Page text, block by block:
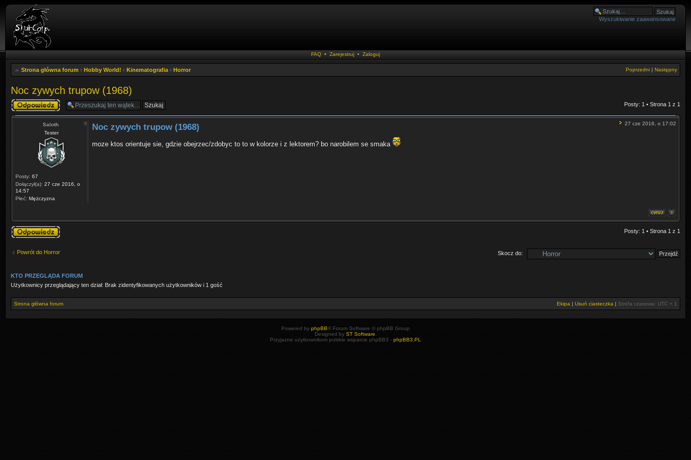
Wyszukiwanie zaawansowane
FAQ • Zarejestruj • Zaloguj
Strona główna forum ‹ Hobby World! ‹ Kinematografia ‹ Horror Następny
Poprzedni |
Noc zywych trupow (1968)
Odpowiedz Posty: 1 • Strona 1 z 1
Saloth
Tester
Posty: 67
Dołączył(a): 27 cze 2016, o
14:57
Płeć: Mężczyzna
27 cze 2016, o 17:02
Noc zywych trupow (1968)
moze ktos orientuje sie, gdzie obejrzec/zdobyc to to w kolorze i z lektorem? bo narobilem se smaka
Odpowiedz Posty: 1 • Strona 1 z 1
Powrót do Horror Skocz do:
KTO PRZEGLĄDA FORUM
Użytkownicy przeglądający ten dział: Brak zidentyfikowanych użytkowników i 1 gość
Strona główna forum Ekipa | Usuń ciasteczka | Strefa czasowa: UTC + 1
Powered by phpBB® Forum Software © phpBB Group
Designed by ST Software
Przyjazne użytkownikom polskie wsparcie phpBB3 - phpBB3.PL